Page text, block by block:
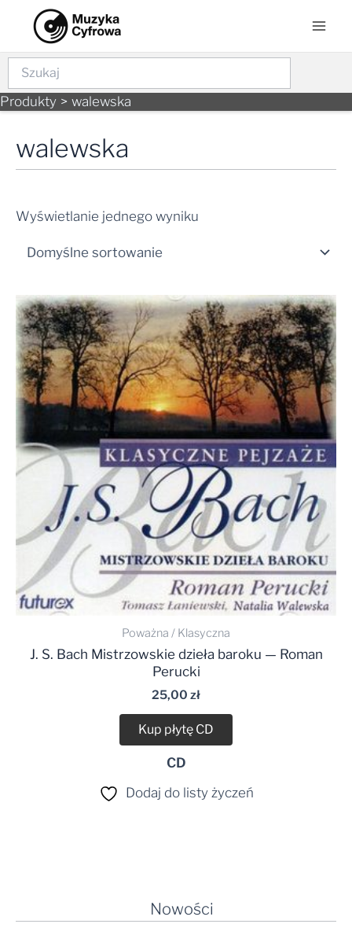
content
Szukaj
Produkty walewska
Nowości
walewska
Wyświetlanie jednego wyniku
Poważna / Klasyczna
J. S. Bach Mistrzowskie dzieła baroku — Roman
Perucki
25,00 zł
Kup płytę CD
CD
Dodaj do listy życzeń